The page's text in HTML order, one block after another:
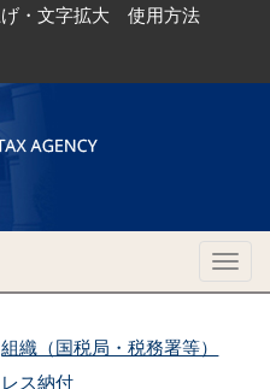
・文字拡大 使用方法
組織（国税局・税務署等）
ス納付